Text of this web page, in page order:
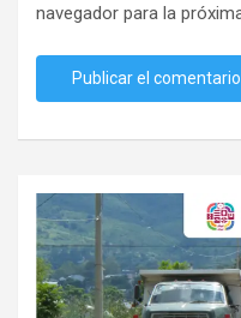
navegador para la